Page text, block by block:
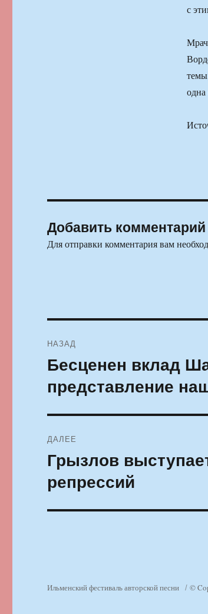
с
одна
Добавить комментарий
Для отправки комментария вам
по
записям
НАЗАД
Предыдущая
Бесценен вклад
представление
ДАЛЕЕ
Следующая
запись:
Грызлов
репрессий
Ильменский фестиваль авторской песни ©